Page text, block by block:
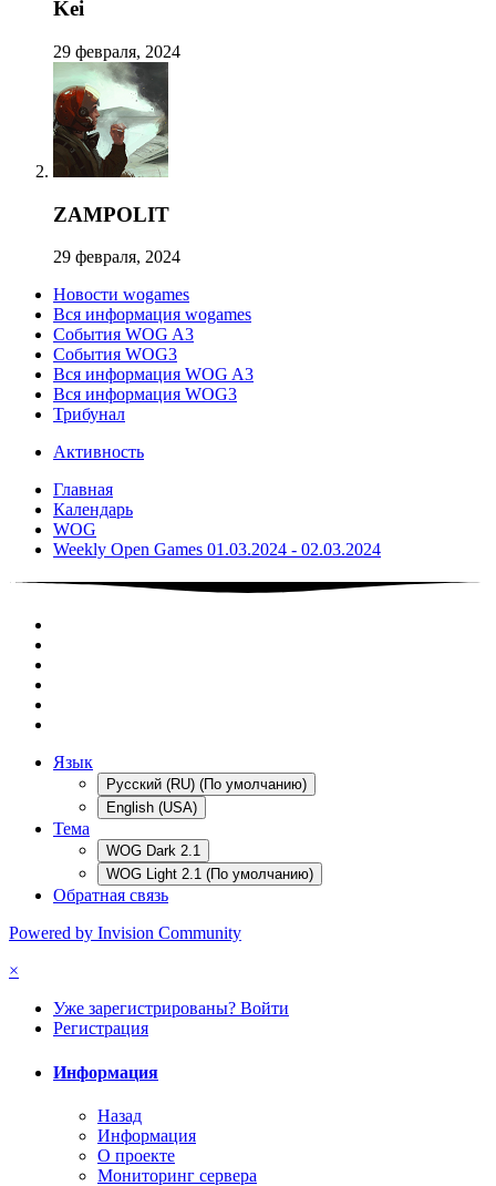
Kei
29 февраля, 2024
ZAMPOLIT
29 февраля, 2024
Новости wogames
Вся информация wogames
События WOG A3
События WOG3
Вся информация WOG A3
Вся информация WOG3
Трибунал
Активность
Главная
Календарь
WOG
Weekly Open Games 01.03.2024 - 02.03.2024
Язык
Русский (RU) (По умолчанию)
English (USA)
Тема
WOG Dark 2.1
WOG Light 2.1 (По умолчанию)
Обратная связь
Powered by Invision Community
×
Уже зарегистрированы? Войти
Регистрация
Информация
Назад
Информация
О проекте
Мониторинг сервера